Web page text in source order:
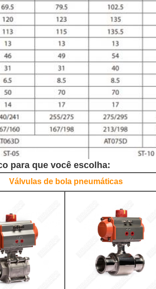
para que você escolha:
Válvulas de bola pneumáticas